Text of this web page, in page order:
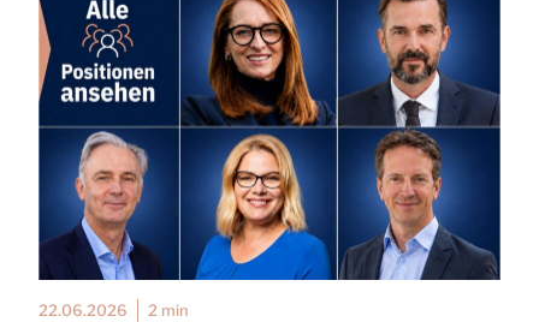
22.06.2026 2 min